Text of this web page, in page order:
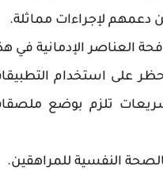
لإجراءات مماثلة.
العناصر الإدمانية في
حظر على استخدام
تلزم بوضع
النفسية للمراهقين.